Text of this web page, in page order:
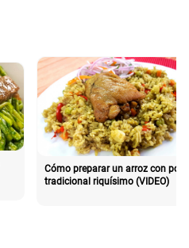
Cómo preparar un arroz con pollo
tradicional riquísimo (VIDEO)